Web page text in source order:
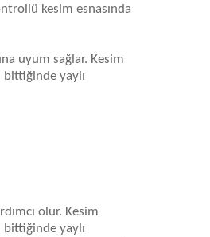
kesim esnasında
uyum sağlar. Kesim
bittiğinde yaylı
olur. Kesim
bittiğinde yaylı